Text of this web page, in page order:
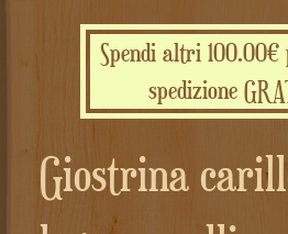
Spendi altri 100.00€
spedizione
Giostrina carillon in